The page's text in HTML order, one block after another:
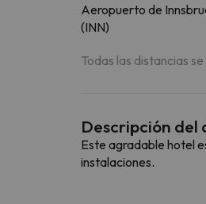
Aeropuerto de
(INN)
Todas las distancias
Descripción del
Este agradable hotel
instalaciones.